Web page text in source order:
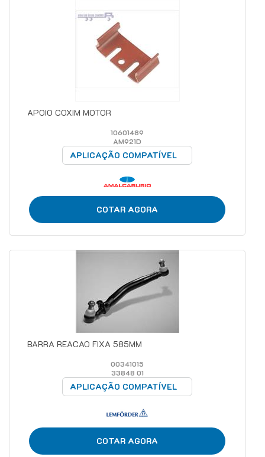
APOIO COXIM MOTOR
10601489
AM921D
APLICAÇÃO COMPATÍVEL
COTAR AGORA
BARRA REACAO FIXA 585MM
00341015
33848 01
APLICAÇÃO COMPATÍVEL
COTAR AGORA